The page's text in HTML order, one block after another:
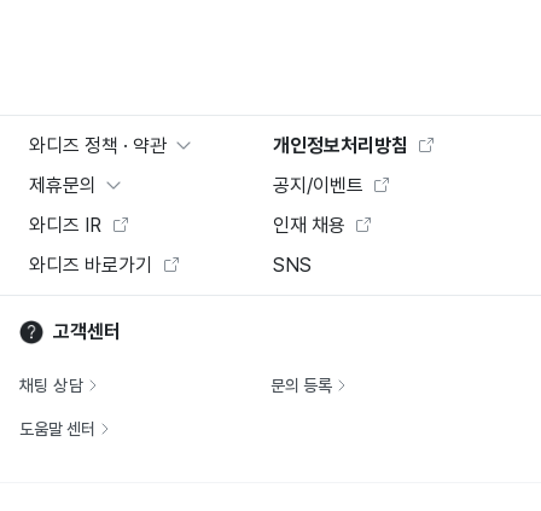
와디즈 정책 · 약관
개인정보처리방침
제휴문의
공지/이벤트
와디즈 IR
인재 채용
와디즈 바로가기
SNS
고객센터
채팅 상담 문의 등록
도움말 센터